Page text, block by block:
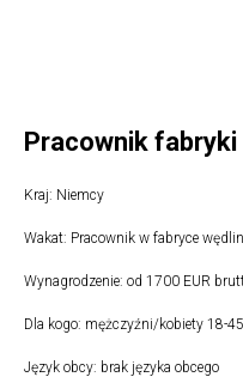
Pracownik fabryki
Kraj: Niemcy
Wakat: Pracownik w fabryce wędlin
Wynagrodzenie: od 1700 EUR
Dla kogo: mężczyźni/kobiety 18-
Język obcy: brak języka obcego